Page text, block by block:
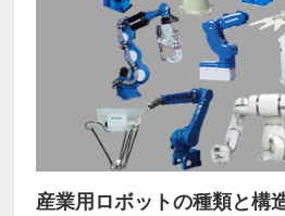
産業用ロボットの種類と構